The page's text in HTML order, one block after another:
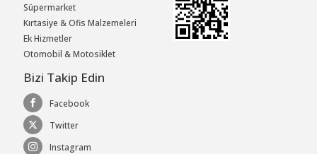
Süpermarket
Kırtasiye & Ofis Malzemeleri
Ek Hizmetler
Otomobil & Motosiklet
Bizi Takip Edin
Facebook
Twitter
Instagram